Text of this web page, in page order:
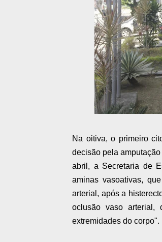
Na oitiva, o primeiro
decisão pela
abril, a Secretaria de
aminas vasoativas,
arterial, após a
oclusão vaso
extremidades do corpo".